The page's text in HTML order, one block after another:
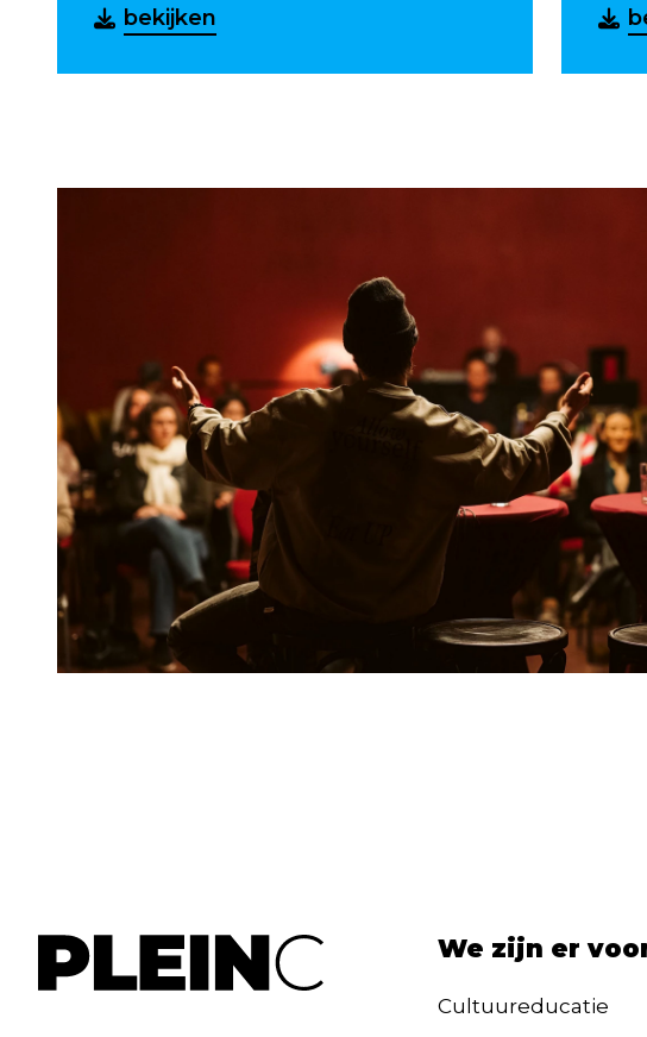
bekijken
We zijn er
Cultuureducatie